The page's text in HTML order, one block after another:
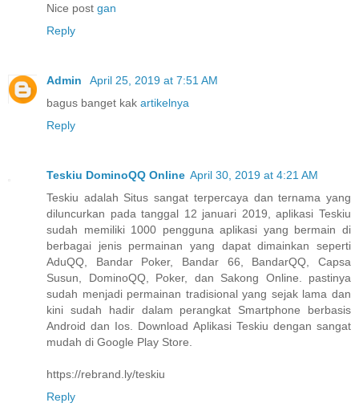
Nice post gan
Reply
Admin
April 25, 2019 at 7:51 AM
bagus banget kak artikelnya
Reply
Teskiu DominoQQ Online April 30, 2019 at 4:21 AM
Teskiu adalah Situs sangat terpercaya dan ternama yang
diluncurkan pada tanggal 12 januari 2019, aplikasi Teskiu
sudah memiliki 1000 pengguna aplikasi yang bermain di
berbagai jenis permainan yang dapat dimainkan seperti
AduQQ, Bandar Poker, Bandar 66, BandarQQ, Capsa
Susun, DominoQQ, Poker, dan Sakong Online. pastinya
sudah menjadi permainan tradisional yang sejak lama dan
kini sudah hadir dalam perangkat Smartphone berbasis
Android dan Ios. Download Aplikasi Teskiu dengan sangat
mudah di Google Play Store.
https://rebrand.ly/teskiu
Reply